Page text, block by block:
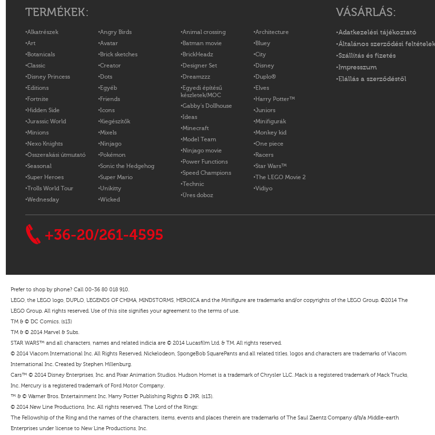
TERMÉKEK:
Alkatrészek
Art
Botanicals
Classic
Disney Princess
Editions
Fortnite
Hidden Side
Jurassic World
Minions
Nexo Knights
Összerakási útmutató
Seasonal
Super Heroes
Trolls World Tour
Wednesday
Angry Birds
Avatar
Brick sketches
Creator
Dots
Egyéb
Friends
Icons
Kiegészítők
Mixels
Ninjago
Pokémon
Sonic the Hedgehog
Super Mario
Unikitty
Wicked
Animal crossing
Batman movie
BrickHeadz
Designer Set
Dreamzzz
Egyedi építésű
készletek/MOC
Gabby's Dollhouse
Ideas
Minecraft
Model Team
Ninjago movie
Power Functions
Speed Champions
Technic
Üres doboz
Architecture
Bluey
City
Disney
Duplo®
Elves
Harry Potter™
Juniors
Minifigurák
Monkey kid
One piece
Racers
Star Wars™
The LEGO Movie 2
Vidiyo
VÁSÁRLÁS:
Adatkezelési tájékoztató
Általános szerződési feltételek
Szállítás és fizetés
Impresszum
Elállás a szerződéstől
+36-20/261-4595
Prefer to shop by phone? Call 00-36 80 018 910.
LEGO, the LEGO logo, DUPLO, LEGENDS OF CHIMA, MINDSTORMS, HEROICA and the Minifigure are trademarks and/or copyrights of the LEGO Group. ©2014 The
LEGO Group. All rights reserved. Use of this site signifies your agreement to the terms of use.
TM & © DC Comics. (s13)
TM & © 2014 Marvel & Subs.
STAR WARS™ and all characters, names and related indicia are © 2014 Lucasfilm Ltd. & TM. All rights reserved.
© 2014 Viacom International Inc. All Rights Reserved. Nickelodeon, SpongeBob SquarePants and all related titles, logos and characters are trademarks of Viacom
International Inc. Created by Stephen Hillenburg.
Cars™ © 2014 Disney Enterprises, Inc. and Pixar Animation Studios. Hudson Hornet is a trademark of Chrysler LLC. Mack is a registered trademark of Mack Trucks,
Inc. Mercury is a registered trademark of Ford Motor Company.
™ & © Warner Bros. Entertainment Inc. Harry Potter Publishing Rights © JKR. (s13).
© 2014 New Line Productions, Inc. All rights reserved. The Lord of the Rings:
The Fellowship of the Ring and the names of the characters, items, events and places therein are trademarks of The Saul Zaentz Company d/b/a Middle-earth
Enterprises under license to New Line Productions, Inc.